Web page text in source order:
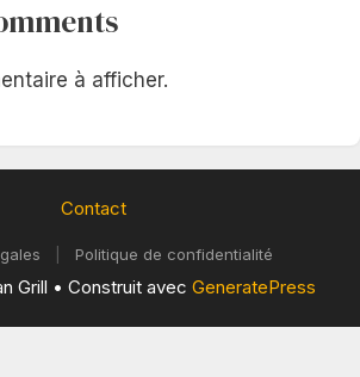
à afficher.
Contact
Politique de confidentialité
Grill • Construit avec GeneratePress